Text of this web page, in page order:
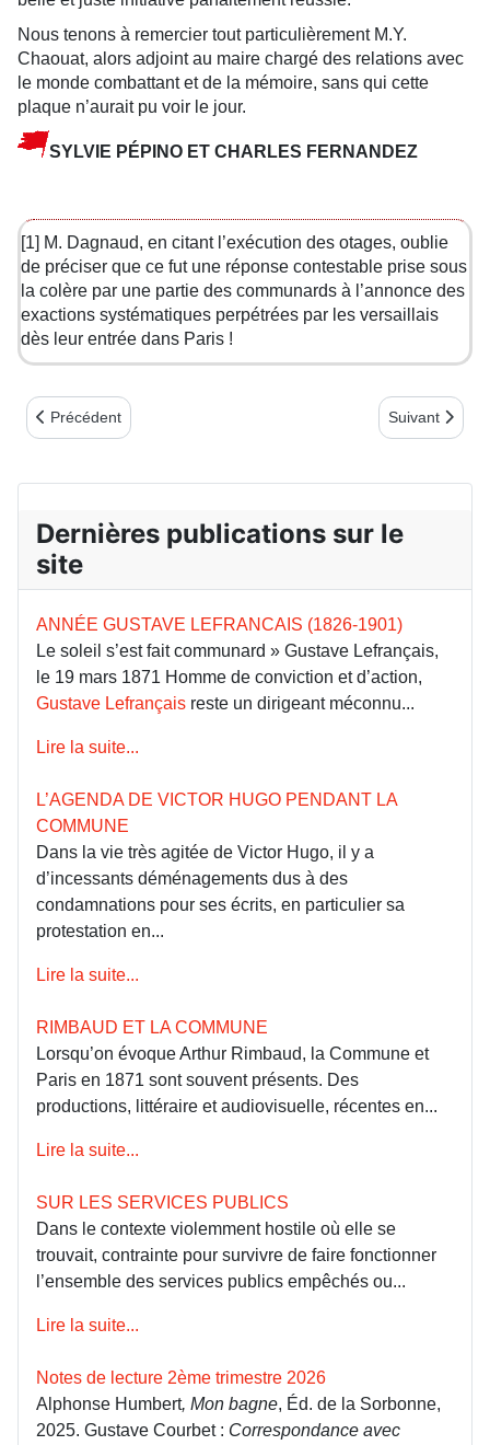
Nous tenons à remercier tout particulièrement M.Y.
Chaouat, alors adjoint au maire chargé des relations avec
le monde combattant et de la mémoire, sans qui cette
plaque n’aurait pu voir le jour.
SYLVIE PÉPINO ET CHARLES FERNANDEZ
[1] M. Dagnaud, en citant l’exécution des otages, oublie
de préciser que ce fut une réponse contestable prise sous
la colère par une partie des communards à l’annonce des
exactions systématiques perpétrées par les versaillais
dès leur entrée dans Paris !
Article précédent : NOUVEAU PARCOURS COMMUNARD
Précédent Article suivant
Suivant
Dernières publications sur le
site
ANNÉE GUSTAVE LEFRANCAIS (1826-1901)
Le soleil s’est fait communard » Gustave Lefrançais,
le 19 mars 1871 Homme de conviction et d’action,
Gustave Lefrançais reste un dirigeant méconnu...
Lire la suite...
L’AGENDA DE VICTOR HUGO PENDANT LA
COMMUNE
Dans la vie très agitée de Victor Hugo, il y a
d’incessants déménagements dus à des
condamnations pour ses écrits, en particulier sa
protestation en...
Lire la suite...
RIMBAUD ET LA COMMUNE
Lorsqu’on évoque Arthur Rimbaud, la Commune et
Paris en 1871 sont souvent présents. Des
productions, littéraire et audiovisuelle, récentes en...
Lire la suite...
SUR LES SERVICES PUBLICS
Dans le contexte violemment hostile où elle se
trouvait, contrainte pour survivre de faire fonctionner
l’ensemble des services publics empêchés ou...
Lire la suite...
Notes de lecture 2ème trimestre 2026
Alphonse Humbert, Mon bagne, Éd. de la Sorbonne,
2025. Gustave Courbet : Correspondance avec